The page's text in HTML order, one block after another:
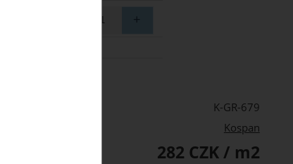
K-GR-679
Kospan
282 CZK / m2